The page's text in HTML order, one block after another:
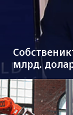
млрд.